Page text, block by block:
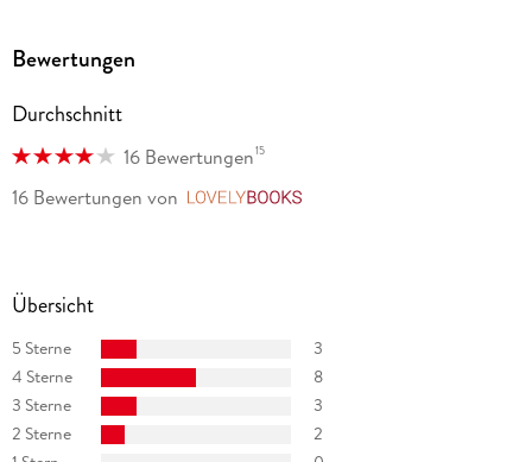
heute, nach über 70-jähriger Laufzeit, im St. Martin s Theatre
eine der höchsten Auszeichnungen Großbritanniens
verliehen der Titel »Dame Commander of the British Empire«.
Bewertungen
Durchschnitt
16 Bewertungen15
16 Bewertungen von
Übersicht
5 Sterne
3
4 Sterne
8
3 Sterne
3
2 Sterne
2